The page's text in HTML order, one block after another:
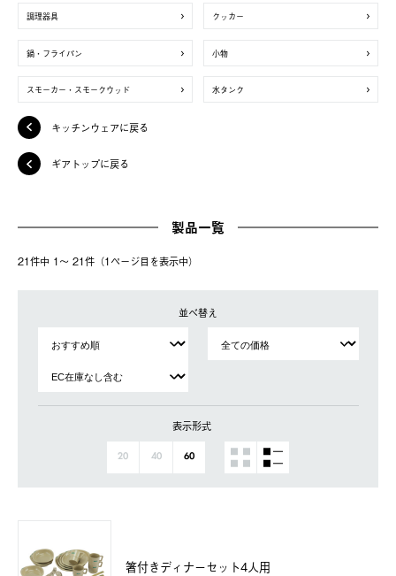
調理器具 クッカー
鍋・フライパン 小物
スモーカー・スモークウッド 水タンク
キッチンウェアに戻る
ギアトップに戻る
製品一覧
21件中 1〜 21件（1ページ⽬を表⽰中）
並べ替え
表示形式
20 40 60
箸付きディナーセット4人用